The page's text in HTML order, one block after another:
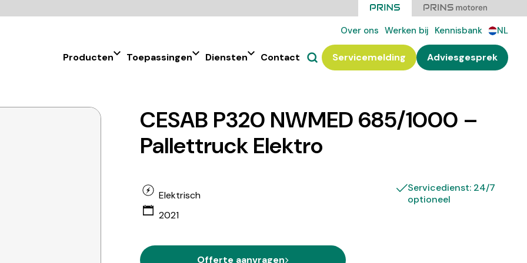
Over ons Werken bij Kennisbank NL
Producten Toepassingen Diensten Contact Servicemelding Adviesgesprek
CESAB P320 NWMED 685/1000 –
Pallettruck Elektro
Elektrisch
2021
Offerte aanvragen
Servicedienst: 24/7
optioneel